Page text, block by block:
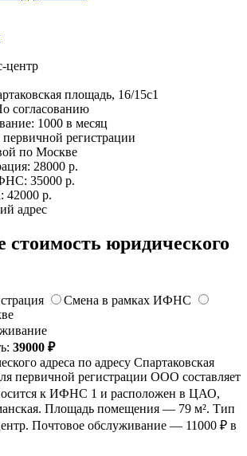
центр
площадь, 16/15с1
согласованию
1000 в месяц
первичной регистрации
по Москве
28000 р.
35000 р.
42000 р.
адрес
стоимость юридического
Смена в рамках ИФНС
39000 ₽
адреса по адресу Спартаковская
первичной регистрации ООО составляет
к ИФНС 1 и расположен в ЦАО,
Площадь помещения — 79 м². Тип
Почтовое обслуживание — 11000 ₽ в